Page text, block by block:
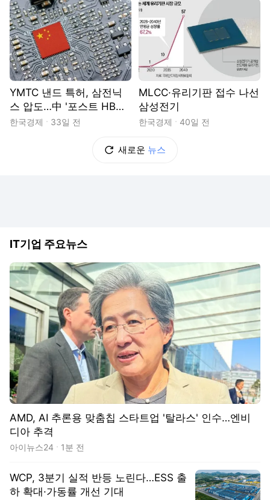
YMTC 낸드 특허, 삼전닉
스 압도…中 '포스트 HB
M'도 넘본다
한국경제 33일 전
MLCC·유리기판 접수 나선
삼성전기
한국경제 40일 전
새로운 뉴스
IT기업 주요뉴스
AMD, AI 추론용 맞춤칩 스타트업 '탈라스' 인수…엔비
디아 추격
아이뉴스24 1분 전
WCP, 3분기 실적 반등 노린다…ESS 출
하 확대·가동률 개선 기대